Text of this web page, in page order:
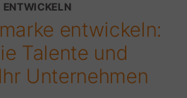
ENTWICKELN
entwickeln:
Talente und
Unternehmen